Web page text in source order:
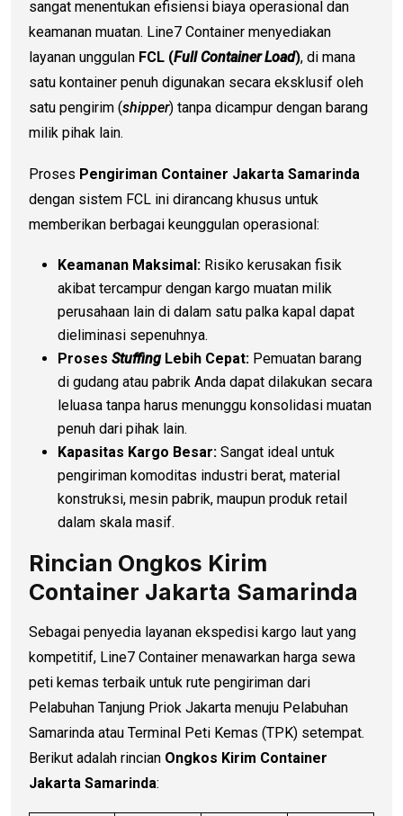
sangat menentukan efisiensi biaya operasional dan
keamanan muatan. Line7 Container menyediakan
layanan unggulan FCL (Full Container Load), di mana
satu kontainer penuh digunakan secara eksklusif oleh
satu pengirim (shipper) tanpa dicampur dengan barang
milik pihak lain.
Proses Pengiriman Container Jakarta Samarinda
dengan sistem FCL ini dirancang khusus untuk
memberikan berbagai keunggulan operasional:
Keamanan Maksimal: Risiko kerusakan fisik
akibat tercampur dengan kargo muatan milik
perusahaan lain di dalam satu palka kapal dapat
dieliminasi sepenuhnya.
Proses StuffingLebih Cepat: Pemuatan barang
di gudang atau pabrik Anda dapat dilakukan secara
leluasa tanpa harus menunggu konsolidasi muatan
penuh dari pihak lain.
Kapasitas Kargo Besar: Sangat ideal untuk
pengiriman komoditas industri berat, material
konstruksi, mesin pabrik, maupun produk retail
dalam skala masif.
Rincian Ongkos Kirim
Container Jakarta Samarinda
Sebagai penyedia layanan ekspedisi kargo laut yang
kompetitif, Line7 Container menawarkan harga sewa
peti kemas terbaik untuk rute pengiriman dari
Pelabuhan Tanjung Priok Jakarta menuju Pelabuhan
Samarinda atau Terminal Peti Kemas (TPK) setempat.
Berikut adalah rincian Ongkos Kirim Container
Jakarta Samarinda: